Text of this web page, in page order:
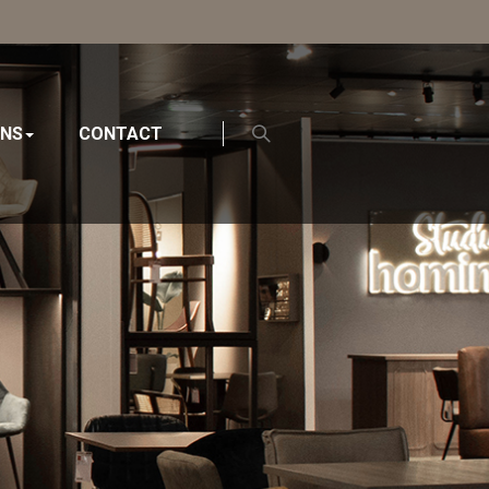
CONTACT